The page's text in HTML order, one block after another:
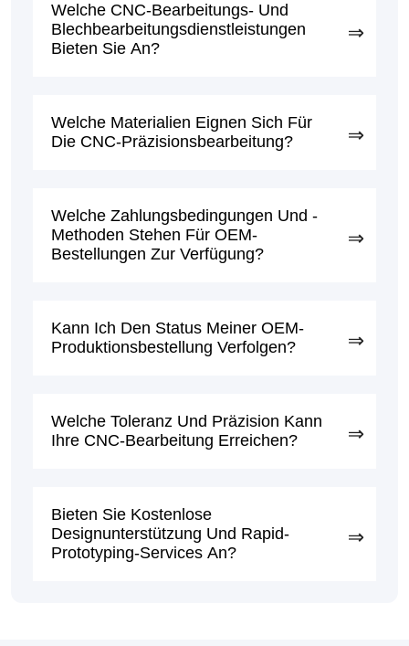
Welche CNC-Bearbeitungs- Und
Blechbearbeitungsdienstleistungen
Bieten Sie An?
Welche Materialien Eignen Sich Für
Die CNC-Präzisionsbearbeitung?
Welche Zahlungsbedingungen Und -
Methoden Stehen Für OEM-
Bestellungen Zur Verfügung?
Kann Ich Den Status Meiner OEM-
Produktionsbestellung Verfolgen?
Welche Toleranz Und Präzision Kann
Ihre CNC-Bearbeitung Erreichen?
Bieten Sie Kostenlose
Designunterstützung Und Rapid-
Prototyping-Services An?